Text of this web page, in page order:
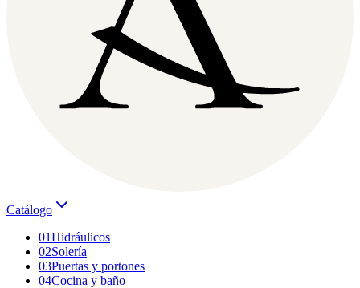
Catálogo
01Hidráulicos
02Solería
03Puertas y portones
04Cocina y baño